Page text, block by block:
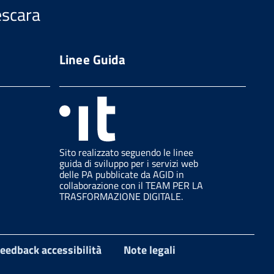
Linee Guida
Sito realizzato seguendo le linee
guida di sviluppo per i servizi web
delle PA pubblicate da AGID in
collaborazione con il TEAM PER LA
TRASFORMAZIONE DIGITALE.
accessibilità Note legali